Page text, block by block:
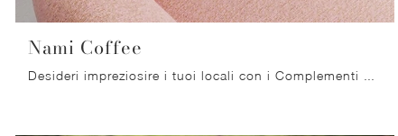
Nami Coffee